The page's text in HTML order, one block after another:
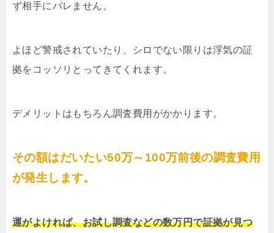
ず相手にバレません。
よほど警戒されていたり、シロでない限りは浮気の証
拠をコッソリとってきてくれます。
デメリットはもちろん調査費用がかかります。
その額はだいたい50万～100万前後の調査費用
が発生します。
運がよければ、お試し調査などの数万円で証拠が見つ